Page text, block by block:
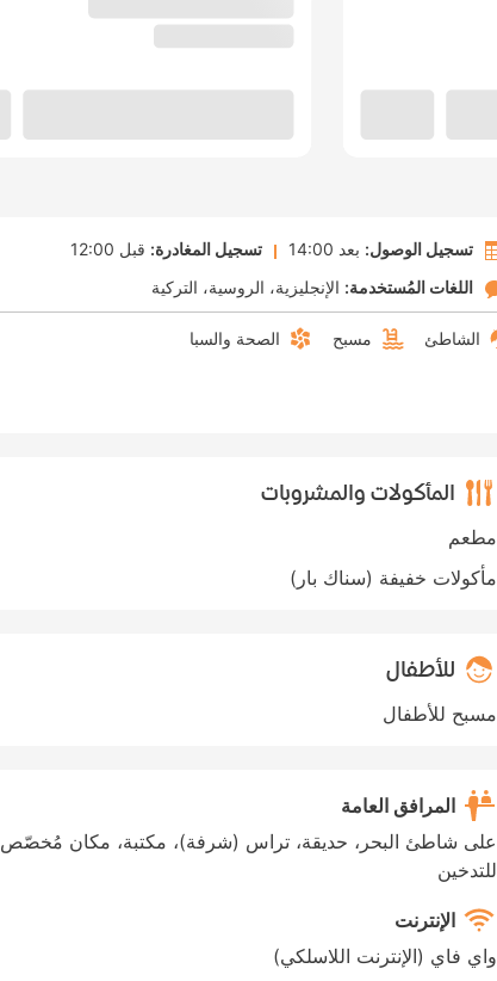
تسجيل الوصول: بعد 14:00 تسجيل المغادرة: قبل 12:00
اللغات المُستخدمة: الإنجليزية الروسية التركية
الشاطئ مسبح الصحة والسبا
المأكولات والمشروبات
مطعم
مأكولات خفيفة (سناك بار)
للأطفال
مسبح للأطفال
المرافق العامة
على شاطئ البحر، حديقة، تراس (شرفة)، مكتبة، مكان مُخصّص
للتدخين
الإنترنت
واي فاي (الإنترنت اللاسلكي)